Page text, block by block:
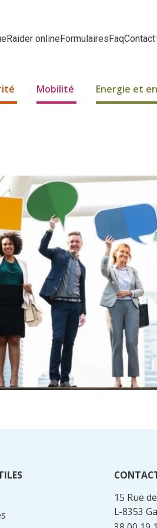
Raider onlineFormulairesFaqContact
Mobilité Energie et
15 Rue
L-8353